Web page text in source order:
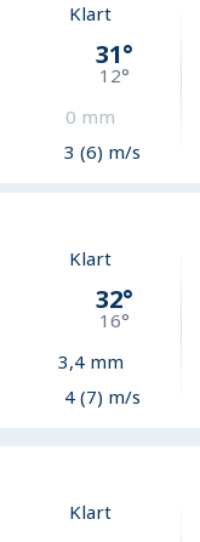
Klart
31°
12°
0 mm
3 (6) m/s
Klart
32°
16°
3,4mm
4 (7) m/s
Klart